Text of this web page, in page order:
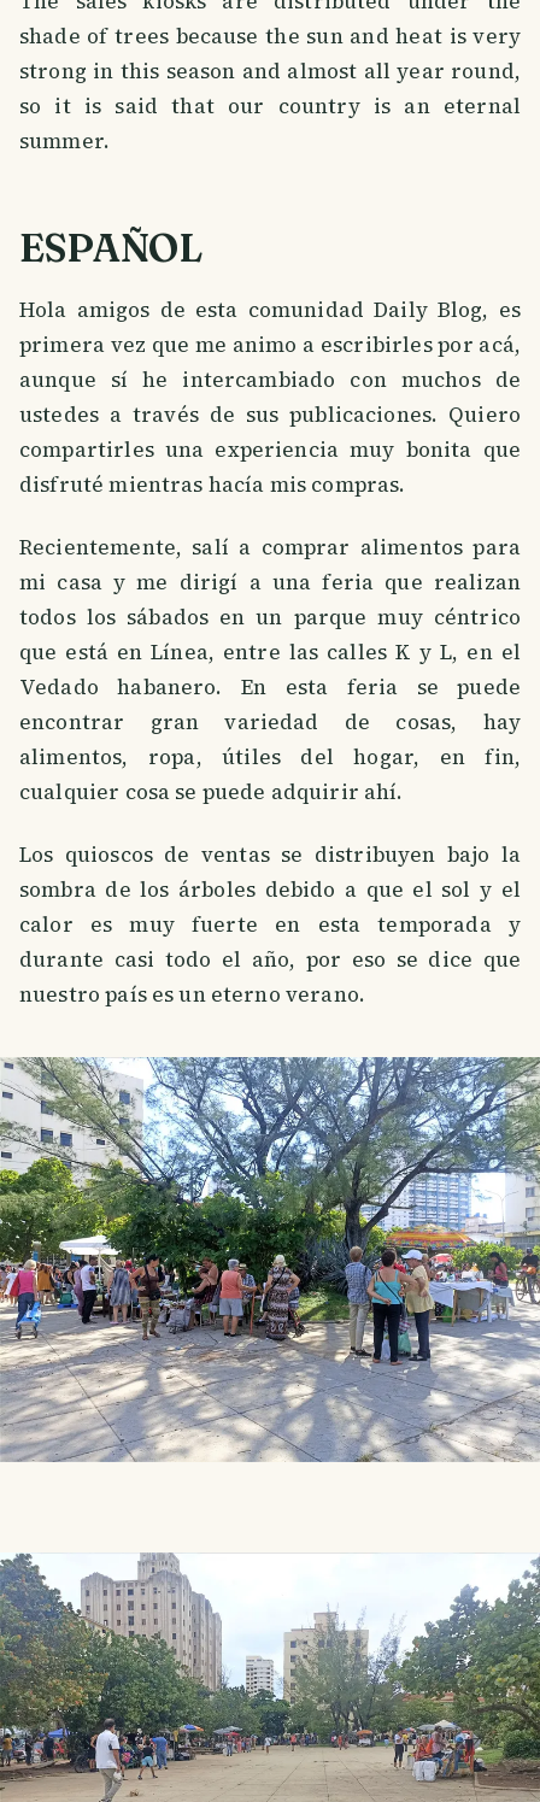
shade of trees because the sun and heat is very
strong in this season and almost all year round,
so it is said that our country is an eternal
summer.
ESPAÑOL
Hola amigos de esta comunidad Daily Blog, es
primera vez que me animo a escribirles por acá,
aunque sí he intercambiado con muchos de
ustedes a través de sus publicaciones. Quiero
compartirles una experiencia muy bonita que
disfruté mientras hacía mis compras.
Recientemente, salí a comprar alimentos para
mi casa y me dirigí a una feria que realizan
todos los sábados en un parque muy céntrico
que está en Línea, entre las calles K y L, en el
Vedado habanero. En esta feria se puede
encontrar gran variedad de cosas, hay
alimentos, ropa, útiles del hogar, en fin,
cualquier cosa se puede adquirir ahí.
Los quioscos de ventas se distribuyen bajo la
sombra de los árboles debido a que el sol y el
calor es muy fuerte en esta temporada y
durante casi todo el año, por eso se dice que
nuestro país es un eterno verano.